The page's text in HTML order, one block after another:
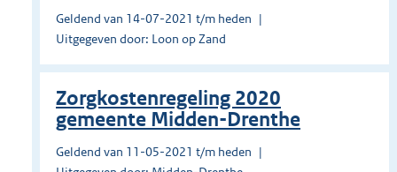
Geldend van 14-07-2021 t/m heden
Uitgegeven door: Loon op Zand
Zorgkostenregeling 2020
gemeente Midden-Drenthe
Geldend van 11-05-2021 t/m heden